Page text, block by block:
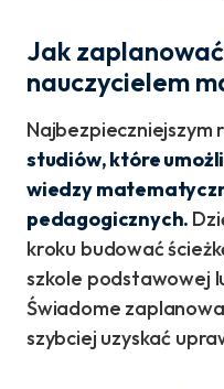
Jak
nauczycielem
studiów, które
wiedzy
pedagogicznych.
kroku budować
szkole podstawowej
Świadome
szybciej uzyskać